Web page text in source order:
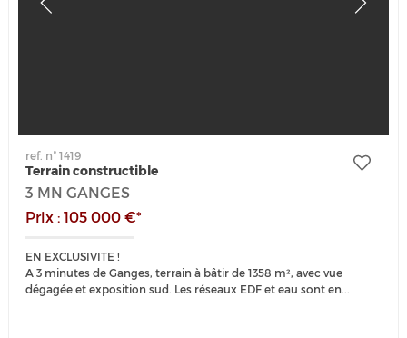
ref. n° 1419
Terrain constructible
3 MN GANGES
Prix : 105 000 €*
EN EXCLUSIVITE !
A 3 minutes de Ganges, terrain à bâtir de 1358 m², avec vue
dégagée et exposition sud. Les réseaux EDF et eau sont en...